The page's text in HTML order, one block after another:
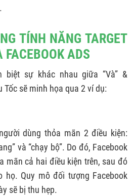
sách khách hàng với
loại Cold Traffic
Warm traffic
Khách Hàng
cáo ngành mỹ phẩm
quảng cáo Facebook
tượng ngành nội thất
TÍNH NĂNG TARGET
ADS
biệt sự khác nhau giữa “Và” &
Tốc sẽ minh họa qua 2 ví dụ:
dùng thỏa mãn 2 điều kiện:
và “chạy bộ”. Do đó, Facebook
mãn cả hai điều kiện trên, sau đó
họ. Quy mô đối tượng Facebook
sẽ bị thu hẹp.